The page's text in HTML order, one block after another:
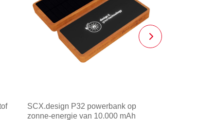
SCX.design P32 powerbank op
zonne-energie van 10.000 mAh